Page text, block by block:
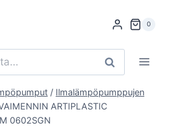
0
Haku
/ Ilmalämpöpumppujen
ARTIPLASTIC
0602SGN